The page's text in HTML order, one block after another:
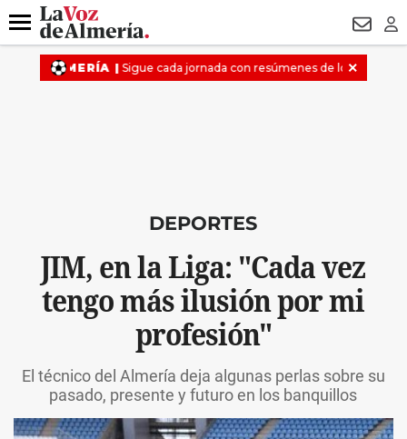
DESTACADO
Menú
DEPORTES
JIM, en la Liga: "Cada vez
tengo más ilusión por mi
profesión"
El técnico del Almería deja algunas perlas sobre su
pasado, presente y futuro en los banquillos